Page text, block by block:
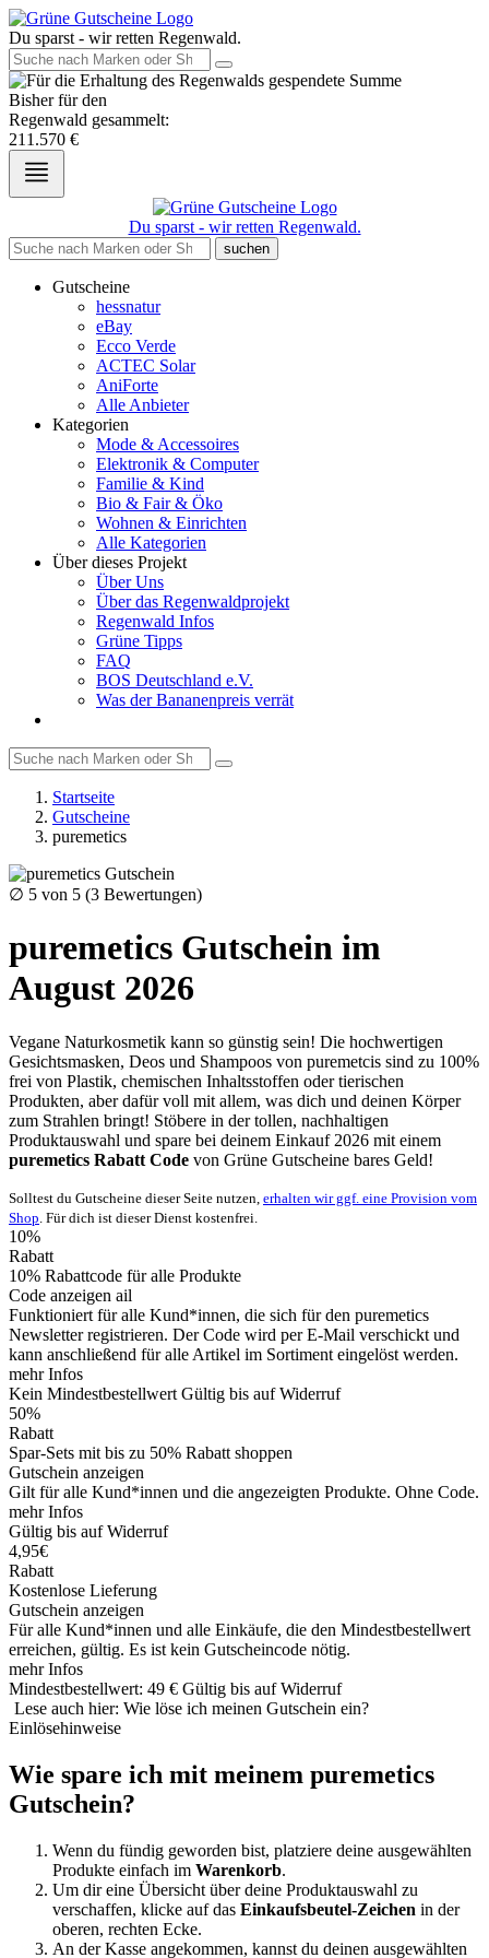
Du sparst - wir retten Regenwald.
Bisher für den
Regenwald gesammelt:
211.570 €
Du sparst - wir retten Regenwald.
suchen
Gutscheine
hessnatur
eBay
Ecco Verde
ACTEC Solar
AniForte
Alle Anbieter
Kategorien
Mode & Accessoires
Elektronik & Computer
Familie & Kind
Bio & Fair & Öko
Wohnen & Einrichten
Alle Kategorien
Über dieses Projekt
Über Uns
Über das Regenwaldprojekt
Regenwald Infos
Grüne Tipps
FAQ
BOS Deutschland e.V.
Was der Bananenpreis verrät
Startseite
Gutscheine
puremetics
∅ 5 von 5 (3 Bewertungen)
puremetics Gutschein im
August 2026
Vegane Naturkosmetik kann so günstig sein! Die hochwertigen
Gesichtsmasken, Deos und Shampoos von puremetcis sind zu 100%
frei von Plastik, chemischen Inhaltsstoffen oder tierischen
Produkten, aber dafür voll mit allem, was dich und deinen Körper
zum Strahlen bringt! Stöbere in der tollen, nachhaltigen
Produktauswahl und spare bei deinem Einkauf 2026 mit einem
puremetics Rabatt Code von Grüne Gutscheine bares Geld!
Solltest du Gutscheine dieser Seite nutzen, erhalten wir ggf. eine Provision vom
Shop . Für dich ist dieser Dienst kostenfrei.
10%
Rabatt
10% Rabattcode für alle Produkte
Code anzeigen ail
Funktioniert für alle Kund*innen, die sich für den puremetics
Newsletter registrieren. Der Code wird per E-Mail verschickt und
kann anschließend für alle Artikel im Sortiment eingelöst werden.
mehr Infos
Kein Mindestbestellwert Gültig bis auf Widerruf
50%
Rabatt
Spar-Sets mit bis zu 50% Rabatt shoppen
Gutschein anzeigen
Gilt für alle Kund*innen und die angezeigten Produkte. Ohne Code.
mehr Infos
Gültig bis auf Widerruf
4,95€
Rabatt
Kostenlose Lieferung
Gutschein anzeigen
Für alle Kund*innen und alle Einkäufe, die den Mindestbestellwert
erreichen, gültig. Es ist kein Gutscheincode nötig.
mehr Infos
Mindestbestellwert: 49 € Gültig bis auf Widerruf
Lese auch hier: Wie löse ich meinen Gutschein ein?
Einlösehinweise
Wie spare ich mit meinem puremetics
Gutschein?
Wenn du fündig geworden bist, platziere deine ausgewählten
Produkte einfach im Warenkorb.
Um dir eine Übersicht über deine Produktauswahl zu
verschaffen, klicke auf das Einkaufsbeutel-Zeichen in der
oberen, rechten Ecke.
An der Kasse angekommen, kannst du deinen ausgewählten